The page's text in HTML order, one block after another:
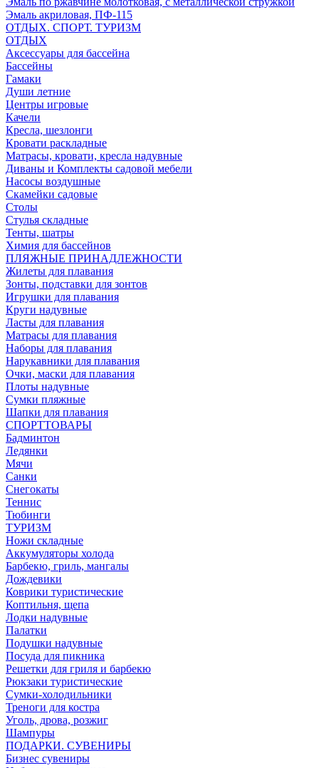
Эмаль акриловая, ПФ-115
ОТДЫХ. СПОРТ. ТУРИЗМ
ОТДЫХ
Аксессуары для бассейна
Бассейны
Гамаки
Души летние
Центры игровые
Качели
Кресла, шезлонги
Кровати раскладные
Матрасы, кровати, кресла надувные
Диваны и Комплекты садовой мебели
Насосы воздушные
Скамейки садовые
Столы
Стулья складные
Тенты, шатры
Химия для бассейнов
ПЛЯЖНЫЕ ПРИНАДЛЕЖНОСТИ
Жилеты для плавания
Зонты, подставки для зонтов
Игрушки для плавания
Круги надувные
Ласты для плавания
Матрасы для плавания
Наборы для плавания
Нарукавники для плавания
Очки, маски для плавания
Плоты надувные
Сумки пляжные
Шапки для плавания
СПОРТТОВАРЫ
Бадминтон
Ледянки
Мячи
Санки
Снегокаты
Теннис
Тюбинги
ТУРИЗМ
Ножи складные
Аккумуляторы холода
Барбекю, гриль, мангалы
Дождевики
Коврики туристические
Коптильня, щепа
Лодки надувные
Палатки
Подушки надувные
Посуда для пикника
Решетки для гриля и барбекю
Рюкзаки туристические
Сумки-холодильники
Треноги для костра
Уголь, дрова, розжиг
Шампуры
ПОДАРКИ. СУВЕНИРЫ
Бизнес сувениры